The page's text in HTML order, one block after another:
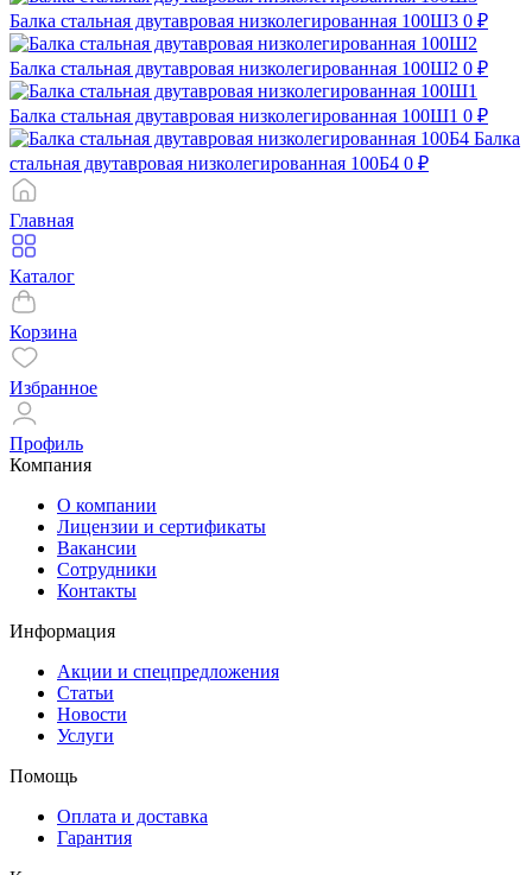
Балка стальная двутавровая низколегированная 100Ш3 0 ₽
Балка стальная двутавровая низколегированная 100Ш2 0 ₽
Балка стальная двутавровая низколегированная 100Ш1 0 ₽
Балка
стальная двутавровая низколегированная 100Б4 0 ₽
Главная
Каталог
Корзина
Избранное
Профиль
Компания
О компании
Лицензии и сертификаты
Вакансии
Сотрудники
Контакты
Информация
Акции и спецпредложения
Статьи
Новости
Услуги
Помощь
Оплата и доставка
Гарантия